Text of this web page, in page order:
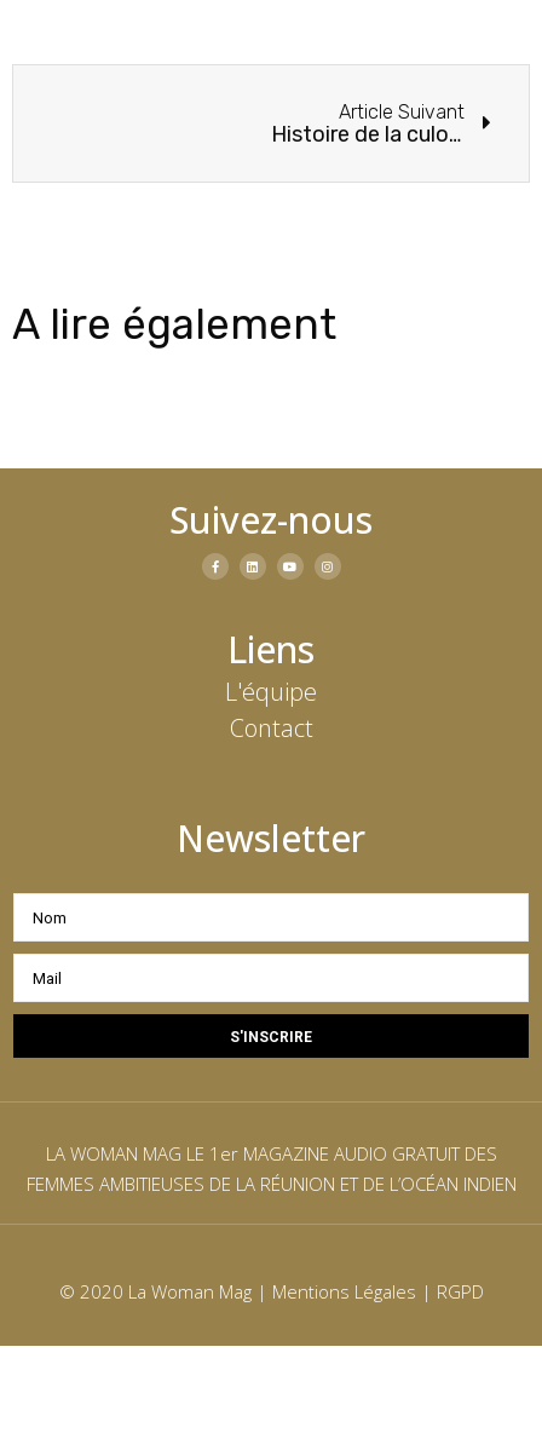
Article Suivant
Histoire de la culotte menstruelle : naissance d’une petite révolution
A lire également
Suivez-nous
Liens
L'équipe
Contact
Newsletter
LA WOMAN MAG LE 1er MAGAZINE AUDIO GRATUIT DES
FEMMES AMBITIEUSES DE LA RÉUNION ET DE L’OCÉAN INDIEN
© 2020 La Woman Mag | Mentions Légales | RGPD